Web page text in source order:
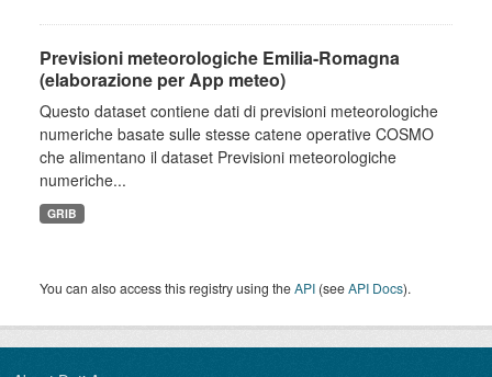
Previsioni meteorologiche Emilia-Romagna
(elaborazione per App meteo)
Questo dataset contiene dati di previsioni meteorologiche
numeriche basate sulle stesse catene operative COSMO
che alimentano il dataset Previsioni meteorologiche
numeriche...
GRIB
You can also access this registry using theAPI (seeAPI Docs).